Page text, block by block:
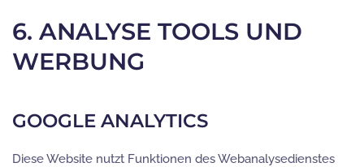
6. ANALYSE TOOLS UND
WERBUNG
GOOGLE ANALYTICS
Diese Website nutzt Funktionen des Webanalysedienstes